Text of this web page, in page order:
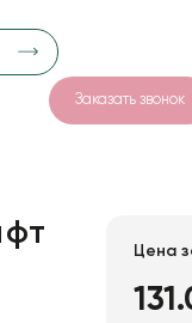
Заказать звонок
Цена